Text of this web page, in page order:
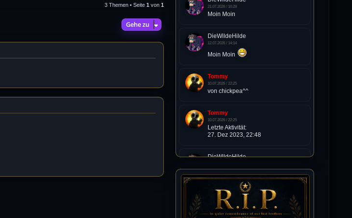
3 Themen • Seite 1 von 1
Gehe zu
21.07.2026 / 10:28
Moin Moin
DieWildeHilde
12.07.2026 / 14:14
Moin Moin
Tommy
10.07.2026 / 22:25
von chickpea^^
Tommy
10.07.2026 / 22:25
Letzte Aktivität:
27. Dez 2023, 22:48
DieWildeHilde
Happy Birthday Chickpea
DieWildeHilde
10.07.2026 / 10:08
Hallo meine Lieben!